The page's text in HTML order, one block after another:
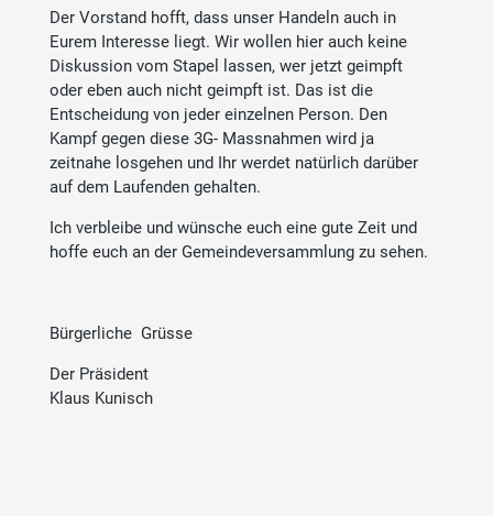
Der Vorstand hofft, dass unser Handeln auch in
Eurem Interesse liegt. Wir wollen hier auch keine
Diskussion vom Stapel lassen, wer jetzt geimpft
oder eben auch nicht geimpft ist. Das ist die
Entscheidung von jeder einzelnen Person. Den
Kampf gegen diese 3G- Massnahmen wird ja
zeitnahe losgehen und Ihr werdet natürlich darüber
auf dem Laufenden gehalten.
Ich verbleibe und wünsche euch eine gute Zeit und
hoffe euch an der Gemeindeversammlung zu sehen.
Bürgerliche Grüsse
Der Präsident
Klaus Kunisch